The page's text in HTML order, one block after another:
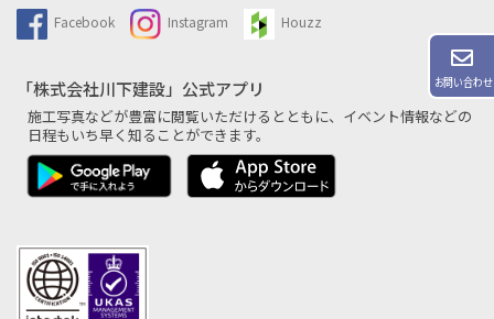
お問い合わせ
Facebook Instagram Houzz
「株式会社川下建設」公式アプリ
施工写真などが豊富に閲覧いただけるとともに、 イベント情報などの
日程もいち早く知ることができます。